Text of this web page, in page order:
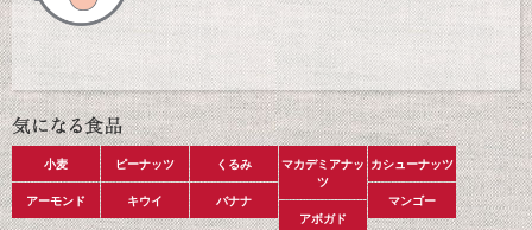
小麦 ピーナッツ くるみ
マカデミアナッ
ツ
カシューナッツ
アーモンド キウイ バナナ
マンゴー
アボガド